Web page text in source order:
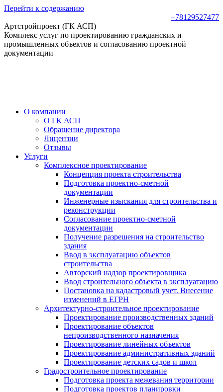
Перейти к содержанию
+78129527477
Артстройпроект (ГК АСП)
Комплекс услуг по проектированию гражданских и
промышленных объектов и согласованию проектной
документации
О компании
О ГК АСП
Обращение директора
Лицензии
Отзывы
Услуги
Комплексное проектирование
Концепция проекта строительства
Подготовка проектно-сметной
документации
Инженерные изыскания для строительства и
реконструкции
Согласование проектно-сметной
документации
Получение разрешения на строительство
здания
Ввод в эксплуатацию объектов
строительства
Авторский надзор проектировщика
Ввод строительного объекта в эксплуатацию
Постановка на кадастровый учет. Внесение
изменений в ЕГРН
Архитектурно-строительное проектирование
Проектирование производственных зданий
Проектирование объектов
непроизводственного назначения
Проектирование линейных объектов
Проектирование административных зданий
Проектирование детских садов и школ
Градостроительное проектирование
Подготовка проекта межевания территории
Подготовка проектов планировки